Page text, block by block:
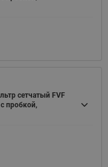
сетчатый FVF
пробкой,